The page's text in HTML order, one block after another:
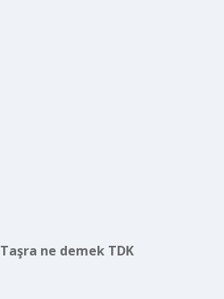
Taşra ne demek TDK